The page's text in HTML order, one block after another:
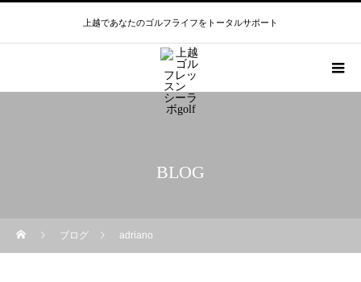
上越であなたのゴルフライフをトータルサポート
BLOG
ブログ adriano